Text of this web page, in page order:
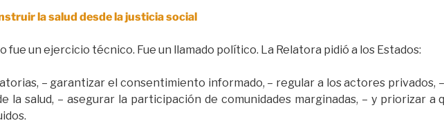
la salud desde la justicia social
fue un ejercicio técnico. Fue un llamado político. La Relatora pidió a los Estados:
– garantizar el consentimiento informado, – regular a los actores privados,
la salud, – asegurar la participación de comunidades marginadas, – y priorizar a